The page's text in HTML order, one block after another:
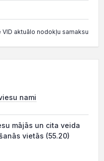
aktuālo nodokļu samaksu
nami
mājās un cita veida
vietās (55.20)